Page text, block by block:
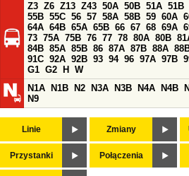
Z3 Z6 Z13 Z43 50A 50B 51A 51B
55B 55C 56 57 58A 58B 59 60A
64A 64B 65A 65B 66 67 68 69A
73 75A 75B 76 77 78 80A 80B
84B 85A 85B 86 87A 87B 88A
91C 92A 92B 93 94 96 97A 97B
G1 G2 H
W
N1A
N1B N2 N3A N3B N4A N4B
N9
Linie Zmiany
Przystanki Połączenia